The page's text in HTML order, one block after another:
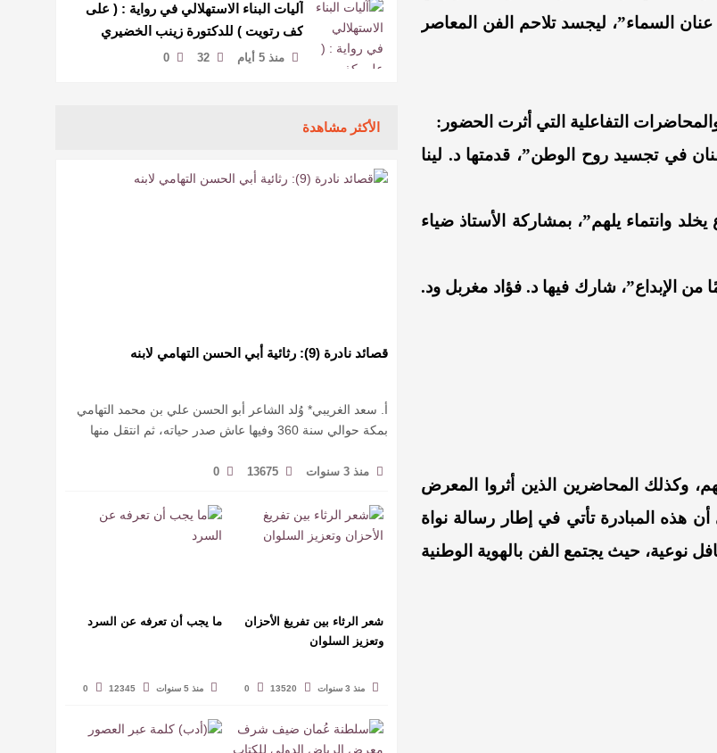
آليات البناء الاستهلالي في رواية : ( على
كف رتويت ) للدكتورة زينب الخضيري
منذ 5 أيام 32
0
الأكثر مشاهدة
قصائد نادرة (9): رثائية أبي الحسن التهامي لابنه
أ. سعد الغريبي* وُلد الشاعر أبو الحسن علي بن محمد التهامي
بمكة حوالي سنة 360 وفيها عاش صدر حياته، ثم انتقل منها
منذ 3 سنوات 13675
0
شعر الرثاء بين تفريغ الأحزان
وتعزيز السلوان
منذ 3 سنوات 13520
0
ما يجب أن تعرفه عن السرد
منذ 5 سنوات 12345
0
السماء”، ليجسد تلاحم الفن المعاصر
التفاعلية التي أثرت الحضور:
في تجسيد روح الوطن”، قدمتها د. لينا
وانتماء يلهم”، بمشاركة الأستاذ ضياء
الثالث: محاضرة ختامية بعنوان “الفن السعودي.. 95 عامًا من الإبداع”، شارك فيها د. فؤاد مغربل ود.
وكذلك المحاضرين الذين أثروا المعرض
أن هذه المبادرة تأتي في إطار رسالة نواة
نوعية، حيث يجتمع الفن بالهوية الوطنية